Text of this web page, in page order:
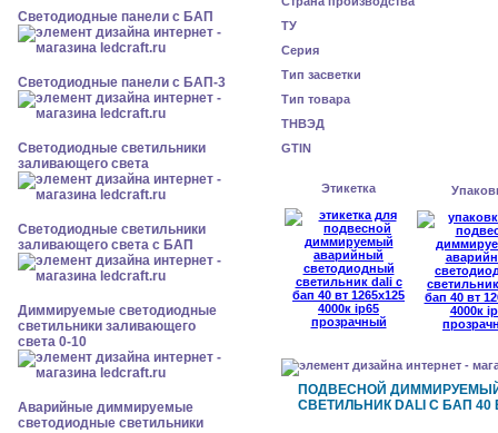
Cветодиодные панели с БАП
Cветодиодные панели с БАП-3
Светодиодные светильники
заливающего света
Светодиодные светильники
заливающего света с БАП
Диммируемые светодиодные
светильники заливающего
света 0-10
Аварийные диммируемые
светодиодные светильники
ТУ
Серия
Тип засветки
Тип товара
ТНВЭД
GTIN
Этикетка
ПОДВЕСНОЙ
СВЕТИЛЬНИК DALI С БАП 40